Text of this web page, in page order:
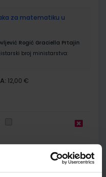
za matematiku u
Rogić Graciella Prtajin
broj ministarstva:
12,00 €
za matematiku u